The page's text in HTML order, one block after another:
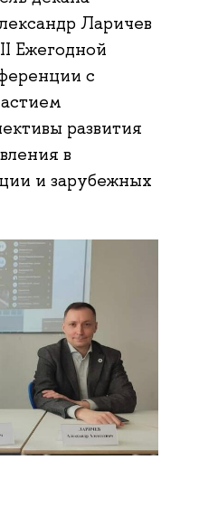
Ларичев
Ежегодной
с
развития
в
и зарубежных